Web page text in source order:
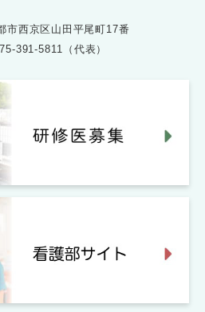
市西京区山田平尾町17番
391-5811（代表）